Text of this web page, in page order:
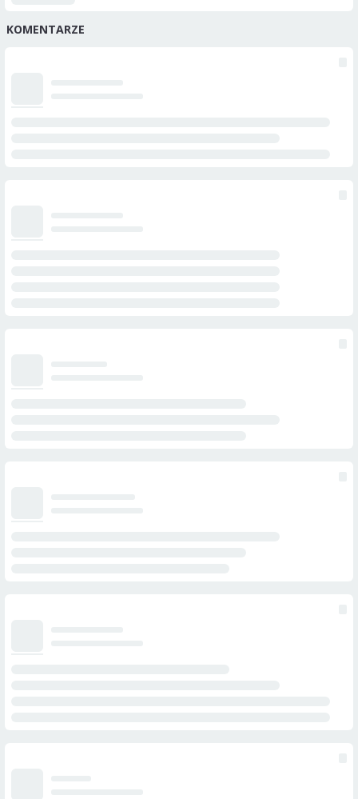
KOMENTARZE